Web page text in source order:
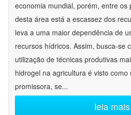
economia mundial, porém, entre os
desta área está a escassez dos
leva a uma maior dependência de
recursos hídricos. Assim, busca-se
utilização de técnicas produtivas
hidrogel na agricultura é visto como
promissora, se...
leia mais